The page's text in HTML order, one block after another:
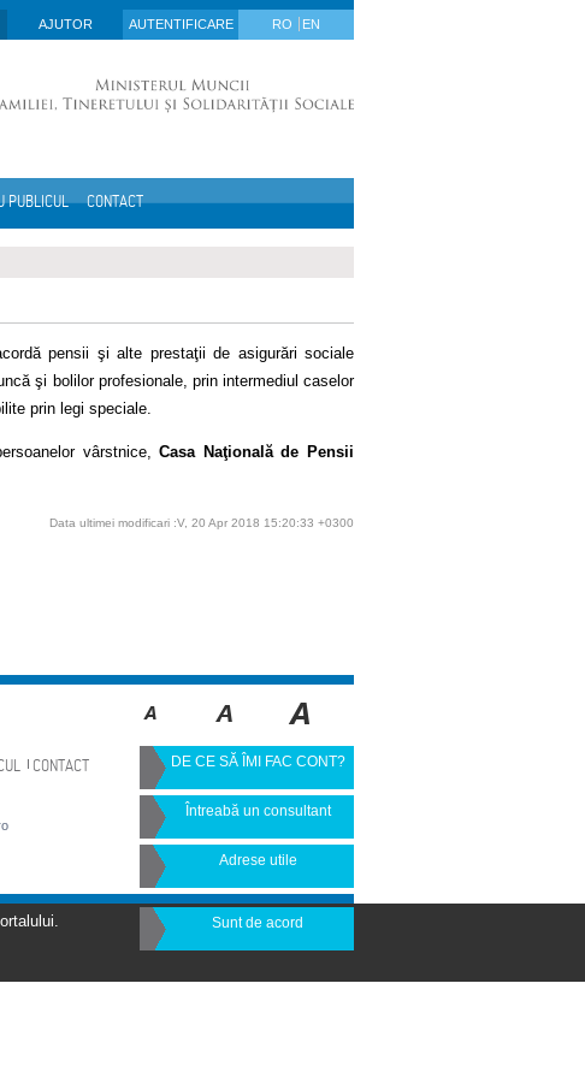
AJUTOR AUTENTIFICARE RO EN
PUBLICUL CONTACT
pensii şi alte prestaţii de asigurări sociale
şi bolilor profesionale, prin intermediul caselor
prin legi speciale.
vârstnice,Casa Naţională de Pensii
Data ultimei modificari :V, 20 Apr 2018 15:20:33 +0300
CONTACT DE CE SĂ ÎMI FAC CONT?
Întreabă un consultant
Adrese utile
Sunt de acord